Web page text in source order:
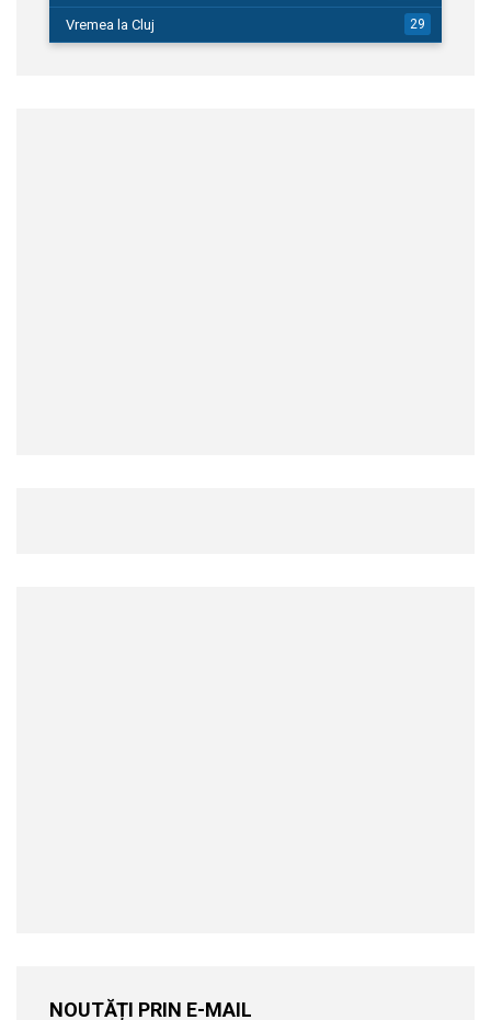
Vremea la Cluj 29
NOUTĂȚI PRIN E-MAIL